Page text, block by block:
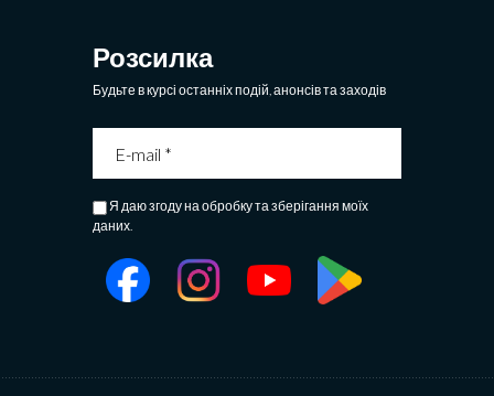
Розсилка
Будьте в курсі останніх подій, анонсів та заходів
Я даю згоду на обробку та зберігання моїх
даних.